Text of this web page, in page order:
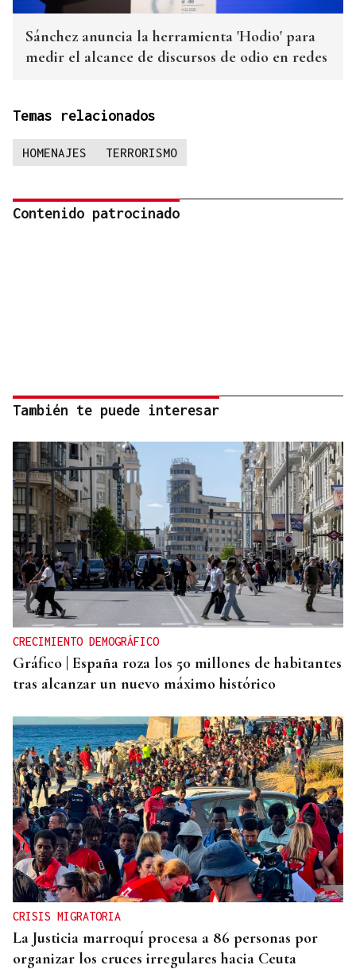
Sánchez anuncia la herramienta 'Hodio' para
medir el alcance de discursos de odio en redes
Temas relacionados
HOMENAJES TERRORISMO
Contenido patrocinado
También te puede interesar
CRECIMIENTO DEMOGRÁFICO
Gráfico | España roza los 50 millones de habitantes
tras alcanzar un nuevo máximo histórico
CRISIS MIGRATORIA
La Justicia marroquí procesa a 86 personas por
organizar los cruces irregulares hacia Ceuta